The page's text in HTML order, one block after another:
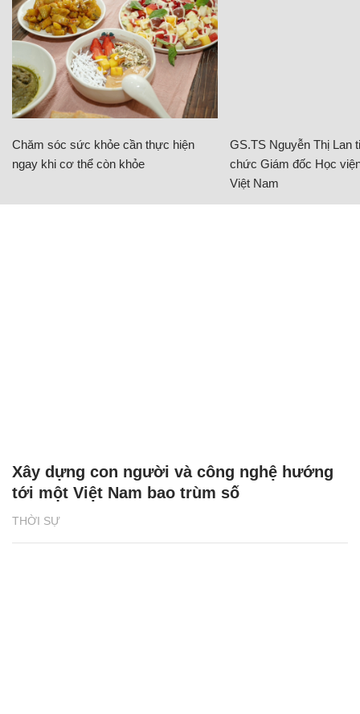
Chăm sóc sức khỏe cần thực hiện
ngay khi cơ thể còn khỏe
GS.TS Nguyễn Thị Lan
chức Giám đốc Học
Việt Nam
THỜI SỰ
Xây dựng con người và công nghệ hướng
tới một Việt Nam bao trùm số